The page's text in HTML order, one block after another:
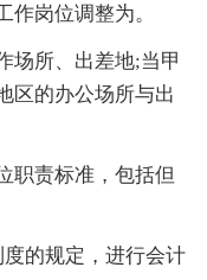
作岗位调整为。
场所、出差地;当甲
区的办公场所与出
职责标准，包括但
的规定，进行会计